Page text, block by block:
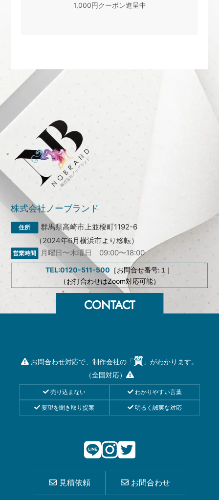
1,000円クーポン進呈中
株式会社ノーブランド
群馬県高崎市上並榎町1192-6
（2024年6月横浜市より移転）
月曜日〜木曜日 09:00〜18:00
TEL:0120-511-500 ［お問合せ番号:１］
（お打合わせはZoom対応可能）
お問合わせ対応で、制作会社の「質 」がわかります。
（全国対応）
売り込まない わかりやすい言葉
要望を聞き取り提案 明るく誠実な対応
見積依頼 お問合わせ